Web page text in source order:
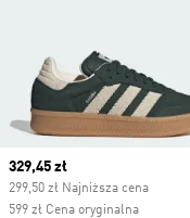
Current price
329,45 zł
299,50 zł Najniższa cena
599 zł Cena oryginalna